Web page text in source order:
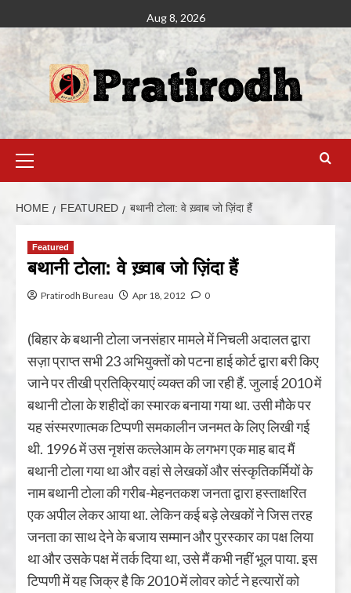
Aug 8, 2026
HOME FEATURED बथानी टोला: वे ख़्वाब जो ज़िंदा हैं
Featured
बथानी टोला: वे ख़्वाब जो ज़िंदा हैं
Pratirodh Bureau Apr 18, 2012 0
(बिहार के बथानी टोला जनसंहार मामले में निचली अदालत द्वारा
सज़ा प्राप्त सभी 23 अभियुक्तों को पटना हाई कोर्ट द्वारा बरी किए
जाने पर तीखी प्रतिक्रियाएं व्यक्त की जा रही हैं. जुलाई 2010 में
बथानी टोला के शहीदों का स्मारक बनाया गया था. उसी मौके पर
यह संस्मरणात्मक टिप्पणी समकालीन जनमत के लिए लिखी गई
थी. 1996 में उस नृशंस कत्लेआम के लगभग एक माह बाद मैं
बथानी टोला गया था और वहां से लेखकों और संस्कृतिकर्मियों के
नाम बथानी टोला की गरीब-मेहनतकश जनता द्वारा हस्ताक्षरित
एक अपील लेकर आया था. लेकिन कई बड़े लेखकों ने जिस तरह
जनता का साथ देने के बजाय सम्मान और पुरस्कार का पक्ष लिया
था और उसके पक्ष में तर्क दिया था, उसे मैं कभी नहीं भूल पाया. इस
टिप्पणी में यह जिक्र है कि 2010 में लोवर कोर्ट ने हत्यारों को